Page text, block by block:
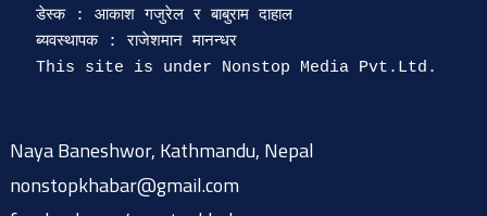
डेस्क : आकाश गजुरेल र बाबुराम दाहाल
ब्यवस्थापक : राजेशमान मानन्धर
Naya Baneshwor, Kathmandu, Nepal
nonstopkhabar@gmail.com